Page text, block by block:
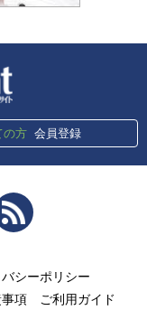
の方 会員登録
シーポリシー
項
ご利用ガイド